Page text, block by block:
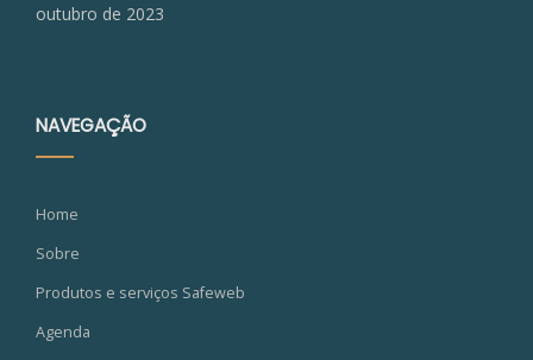
outubro de 2023
NAVEGAÇÃO
Home
Sobre
Produtos e serviços Safeweb
Agenda